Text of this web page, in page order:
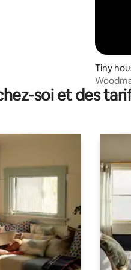
Tiny
soi et des